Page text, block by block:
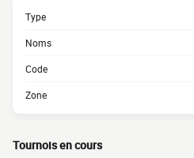
Type
Noms
Code
Zone
Tournois en cours